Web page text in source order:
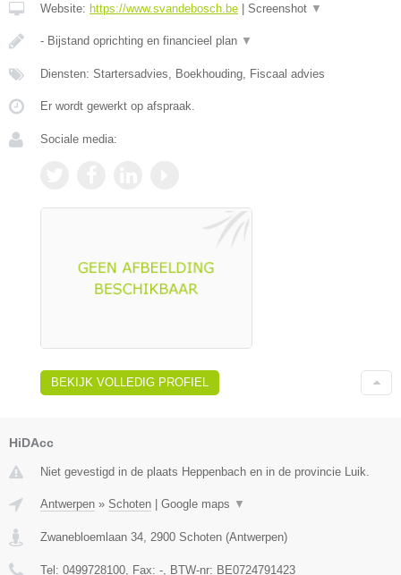
Website: https://www.svandebosch.be Screenshot ▼
- Bijstand oprichting en financieel plan ▼
Diensten: Startersadvies, Boekhouding, Fiscaal advies
Er wordt gewerkt op afspraak.
Sociale media:
BEKIJK VOLLEDIG PROFIEL
HiDAcc
Niet gevestigd in de plaats Heppenbach en in de provincie Luik.
Antwerpen » Schoten Google maps ▼
Zwanebloemlaan 34, 2900 Schoten (Antwerpen)
Tel: 0499728100, Fax: -, BTW-nr: BE0724791423